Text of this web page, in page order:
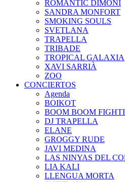
ROMÀNTIC DIMONI
SANDRA MONFORT
SMOKING SOULS
SVETLANA
TRAPELLA
TRIBADE
TROPICAL GALAXIA
XAVI SARRIÀ
ZOO
CONCIERTOS
Agenda
BOIKOT
BOOM BOOM
DJ TRAPELLA
ELANE
GROGGY RUDE
JAVI MEDINA
LAS NINYAS DEL
LIA KALI
LLENGUA MORTA